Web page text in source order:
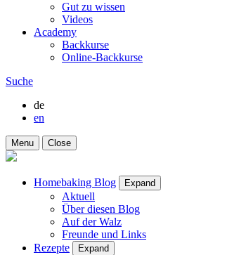
Gut zu wissen
Videos
Academy
Backkurse
Online-Backkurse
Suche
de
en
Menu Close
Homebaking Blog Expand
Aktuell
Über diesen Blog
Auf der Walz
Freunde und Links
Rezepte
Expand